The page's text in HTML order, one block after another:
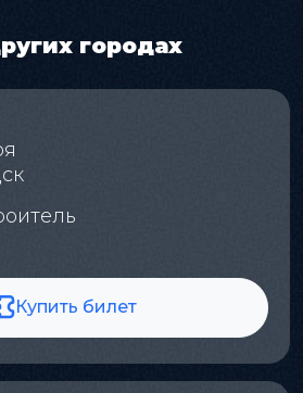
городах
Купить билет